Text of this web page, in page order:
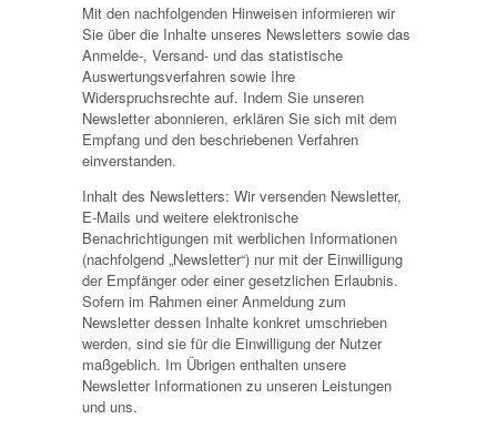
Mit den nachfolgenden Hinweisen informieren wir
Sie über die Inhalte unseres Newsletters sowie das
Anmelde-, Versand- und das statistische
Auswertungsverfahren sowie Ihre
Widerspruchsrechte auf. Indem Sie unseren
Newsletter abonnieren, erklären Sie sich mit dem
Empfang und den beschriebenen Verfahren
einverstanden.
Inhalt des Newsletters: Wir versenden Newsletter,
E-Mails und weitere elektronische
Benachrichtigungen mit werblichen Informationen
(nachfolgend „Newsletter“) nur mit der Einwilligung
der Empfänger oder einer gesetzlichen Erlaubnis.
Sofern im Rahmen einer Anmeldung zum
Newsletter dessen Inhalte konkret umschrieben
werden, sind sie für die Einwilligung der Nutzer
maßgeblich. Im Übrigen enthalten unsere
Newsletter Informationen zu unseren Leistungen
und uns.